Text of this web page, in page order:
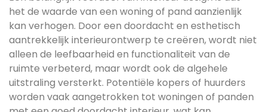
het de waarde van een woning of pand aanzienlijk
kan verhogen. Door een doordacht en esthetisch
aantrekkelijk interieurontwerp te creëren, wordt niet
alleen de leefbaarheid en functionaliteit van de
ruimte verbeterd, maar wordt ook de algehele
uitstraling versterkt. Potentiële kopers of huurders
worden vaak aangetrokken tot woningen of panden